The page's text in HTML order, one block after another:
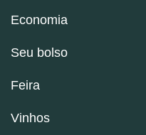
Economia
Seu bolso
Feira
Vinhos